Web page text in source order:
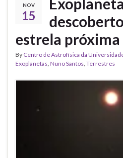
NOV
15
estrela próxima
By Centro de Astrofísica da
Exoplanetas, Nuno Santos, Terrestres